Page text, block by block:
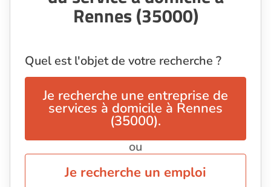
Rennes (35000)
Quel est l'objet de votre recherche ?
Je recherche une entreprise de
services à domicile à Rennes
(35000).
ou
Je recherche un emploi